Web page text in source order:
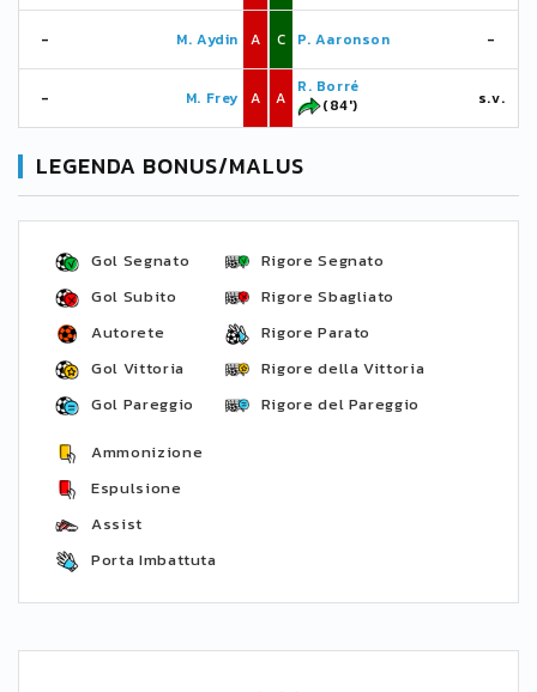
- M. Aydin A
- M. Frey A
C P. Aaronson -
A
R. Borré
(84')
s.v.
LEGENDA BONUS/MALUS
Gol Segnato
Gol Subito
Autorete
Gol Vittoria
Gol Pareggio
Rigore Segnato
Rigore Sbagliato
Rigore Parato
Rigore della Vittoria
Rigore del Pareggio
Ammonizione
Espulsione
Assist
Porta Imbattuta